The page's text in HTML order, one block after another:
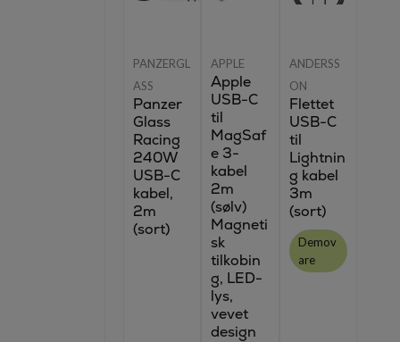
PANZERGL
ASS
Panzer
Glass
Racing
240W
USB-C
kabel,
2m
(sort)
APPLE
Apple
USB-C
til
MagSaf
e 3-
kabel
2m
(sølv)
Magneti
sk
tilkobin
g, LED-
lys,
vevet
design
ANDERSS
ON
Flettet
USB-C
til
Lightnin
g kabel
3m
(sort)
Demov
are